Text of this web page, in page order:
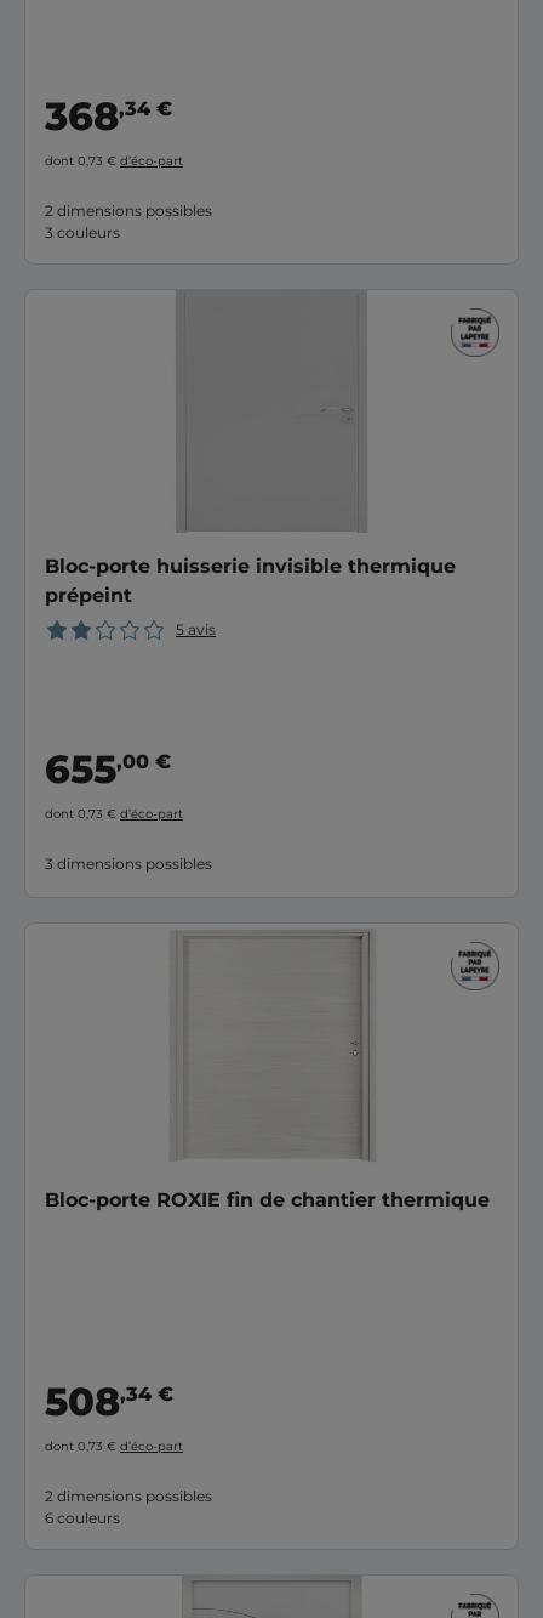
368,34 €
dont 0,73 € d’éco-part
2 dimensions possibles
3 couleurs
Bloc-porte huisserie invisible thermique
prépeint
5 avis
655,00 €
dont 0,73 € d’éco-part
3 dimensions possibles
Bloc-porte ROXIE fin de chantier thermique
508,34 €
dont 0,73 € d’éco-part
2 dimensions possibles
6 couleurs